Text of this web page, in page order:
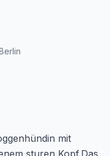
mit
sturen Kopf.Das